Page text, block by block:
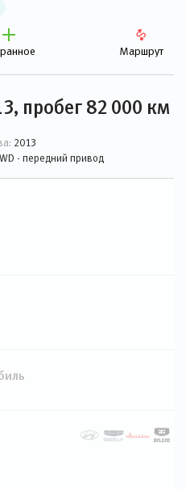
Маршрут
пробег 82 000 км
2013
- передний привод